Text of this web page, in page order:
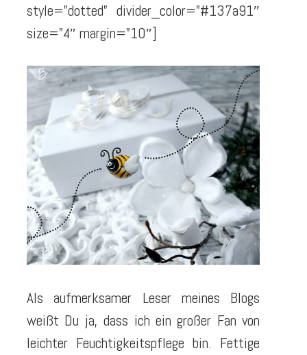
style=”dotted” divider_color=”#137a91″
size=”4″ margin=”10″]
Als aufmerksamer Leser meines Blogs
weißt Du ja, dass ich ein großer Fan von
leichter Feuchtigkeitspflege bin. Fettige